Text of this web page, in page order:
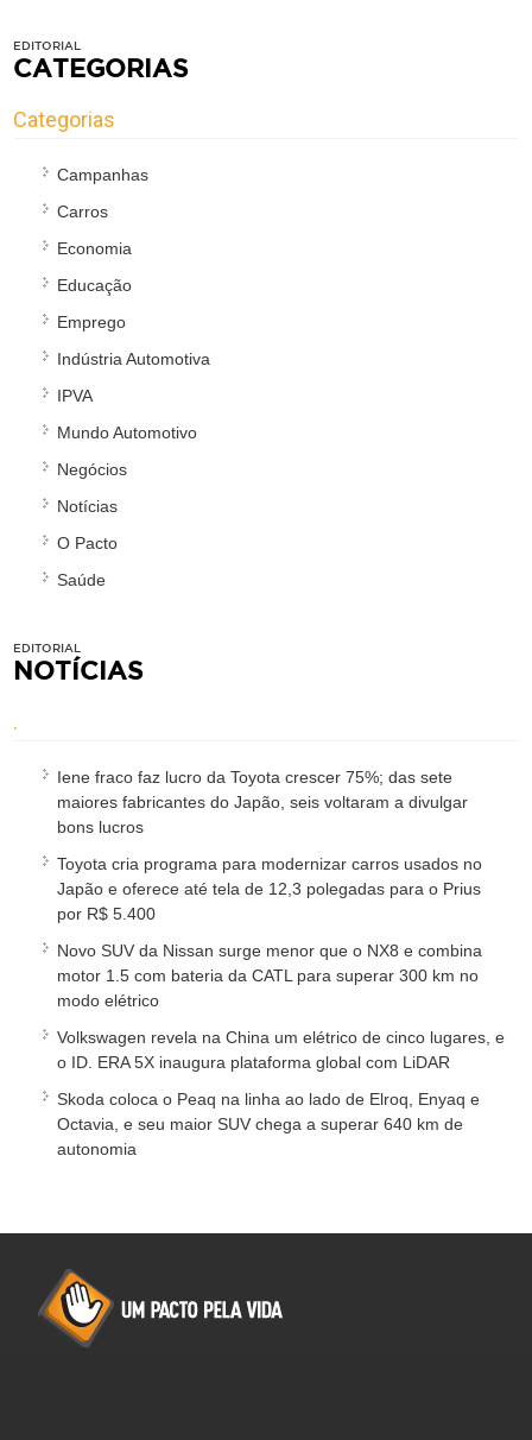
EDITORIAL
CATEGORIAS
Categorias
Campanhas
Carros
Economia
Educação
Emprego
Indústria Automotiva
IPVA
Mundo Automotivo
Negócios
Notícias
O Pacto
Saúde
EDITORIAL
NOTÍCIAS
.
Iene fraco faz lucro da Toyota crescer 75%; das sete
maiores fabricantes do Japão, seis voltaram a divulgar
bons lucros
Toyota cria programa para modernizar carros usados no
Japão e oferece até tela de 12,3 polegadas para o Prius
por R$ 5.400
Novo SUV da Nissan surge menor que o NX8 e combina
motor 1.5 com bateria da CATL para superar 300 km no
modo elétrico
Volkswagen revela na China um elétrico de cinco lugares, e
o ID. ERA 5X inaugura plataforma global com LiDAR
Skoda coloca o Peaq na linha ao lado de Elroq, Enyaq e
Octavia, e seu maior SUV chega a superar 640 km de
autonomia